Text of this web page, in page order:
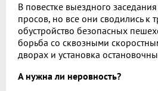
В повестке выездного
просов, но все они сводились к
обустройство безопасных
борьба со сквозны­ми
дворах и установка
А нужна ли неровность?